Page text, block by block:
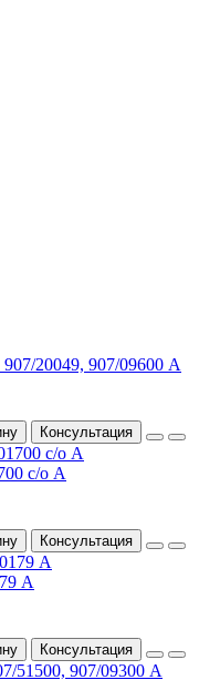
20049, 907/09600 A
Консультация
с/о A
Консультация
А
Консультация